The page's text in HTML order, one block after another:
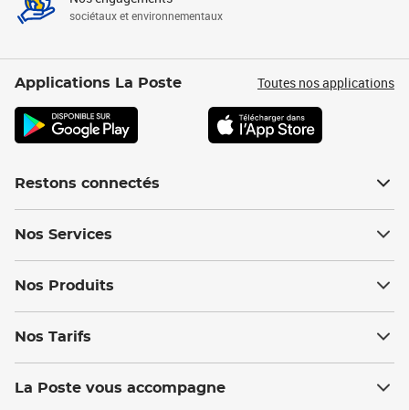
sociétaux et environnementaux
Applications La Poste Toutes nos applications
Restons connectés
Nos Services
Nos Produits
Nos Tarifs
La Poste vous accompagne